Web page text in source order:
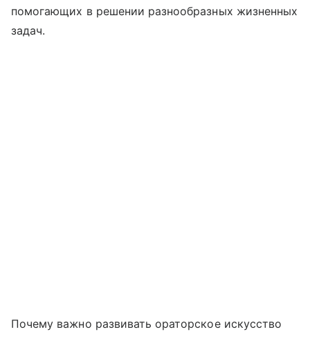
помогающих в решении разнообразных жизненных
задач.
Почему важно развивать ораторское искусство